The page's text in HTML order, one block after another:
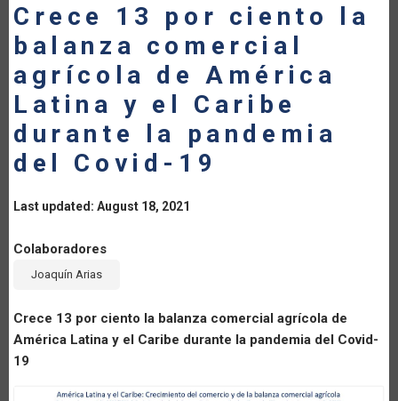
Crece 13 por ciento la
balanza comercial
agrícola de América
Latina y el Caribe
durante la pandemia
del Covid-19
Last updated: August 18, 2021
Colaboradores
Joaquín Arias
Crece 13 por ciento la balanza comercial agrícola de
América Latina y el Caribe durante la pandemia del Covid-
19